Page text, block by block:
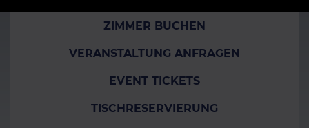
ZIMMER BUCHEN
VERANSTALTUNG ANFRAGEN
EVENT TICKETS
TISCHRESERVIERUNG